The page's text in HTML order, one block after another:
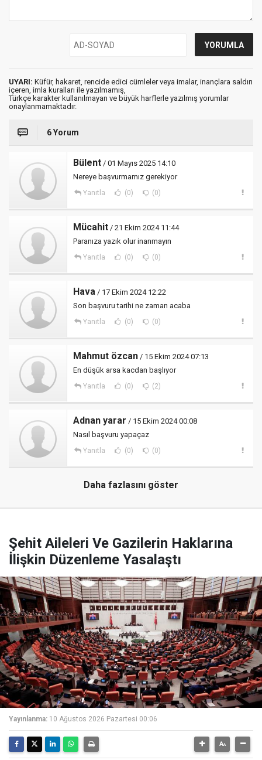
UYARI: Küfür, hakaret, rencide edici cümleler veya imalar, inançlara saldırı
içeren, imla kuralları ile yazılmamış,
Türkçe karakter kullanılmayan ve büyük harflerle yazılmış yorumlar
onaylanmamaktadır.
6 Yorum
Bülent / 01 Mayıs 2025 14:10
Nereye başvurmamız gerekiyor
Yanıtla (0) (0)
Mücahit / 21 Ekim 2024 11:44
Paranıza yazık olur inanmayın
Yanıtla (0) (0)
Hava / 17 Ekim 2024 12:22
Son başvuru tarihi ne zaman acaba
Yanıtla (0) (0)
Mahmut özcan / 15 Ekim 2024 07:13
En düşük arsa kacdan başlıyor
Yanıtla (0) (2)
Adnan yarar / 15 Ekim 2024 00:08
Nasıl başvuru yapaçaz
Yanıtla (0) (0)
Daha fazlasını göster
Şehit Aileleri Ve Gazilerin Haklarına
İlişkin Düzenleme Yasalaştı
Yayınlanma: 10 Ağustos 2026 Pazartesi 00:06